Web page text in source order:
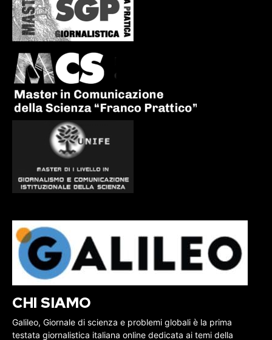
CHI SIAMO
Galileo, Giornale di scienza e problemi globali è la prima
testata giornalistica italiana online dedicata ai temi della